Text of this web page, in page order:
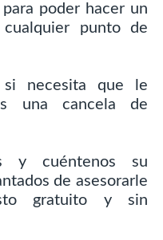
poder hacer un
punto de
si necesita que le
una cancela de
y cuéntenos su
de asesorarle
gratuito y sin